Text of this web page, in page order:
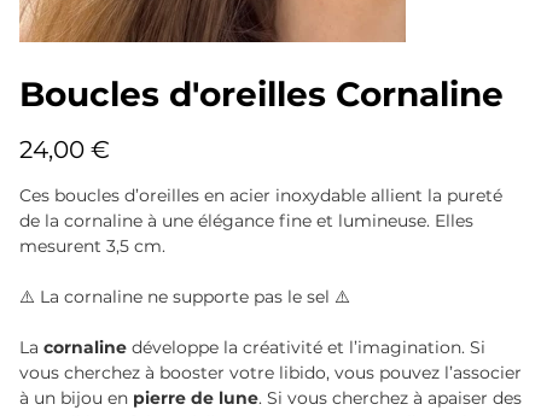
Boucles d'oreilles Cornaline
Prix
24,00 €
Ces boucles d’oreilles en acier inoxydable allient la pureté
de la cornaline à une élégance fine et lumineuse. Elles
mesurent 3,5 cm.
⚠️ La cornaline ne supporte pas le sel ⚠️
La cornaline développe la créativité et l’imagination. Si
vous cherchez à booster votre libido, vous pouvez l’associer
à un bijou en pierre de lune. Si vous cherchez à apaiser des